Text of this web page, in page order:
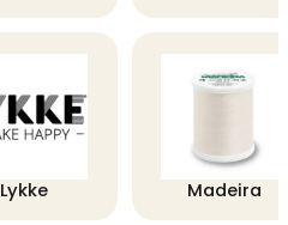
Lykke Madeira